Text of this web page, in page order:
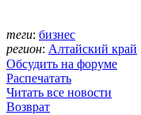
теги: бизнес
регион: Алтайский край
Обсудить на форуме
Распечатать
Читать все новости
Возврат